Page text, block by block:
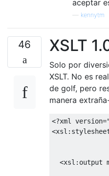
aceptar
kennytm
46 XSLT
Solo por
XSLT. No es
de golf, pero
manera
<?xml
<xsl:output